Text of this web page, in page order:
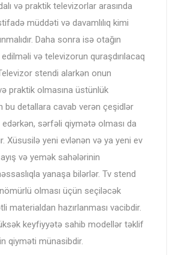
və praktik televizorlar arasında
müddəti və davamlılıq kimi
Daha sonra isə otağın
və televizorun quraşdırılacaq
stendi alarkən onun
praktik olmasına üstünlük
bu detallara cavab verən çeşidlər
sərfəli qiymətə olması da
Xüsusilə yeni evlənən və ya yeni ev
və yemək sahələrinin
yanaşa bilərlər. Tv stend
olması üçün seçiləcək
materialdan hazırlanması vacibdir.
keyfiyyətə sahib modellər təklif
qiyməti münasibdir.